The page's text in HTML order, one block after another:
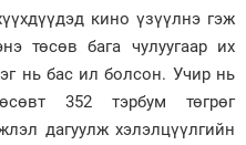
кино үзүүлнэ гэж
төсөв бага чулуугаар их
нь бас ил болсон. Учир нь
352 тэрбум төгрөг
дагуулж хэлэлцүүлгийн